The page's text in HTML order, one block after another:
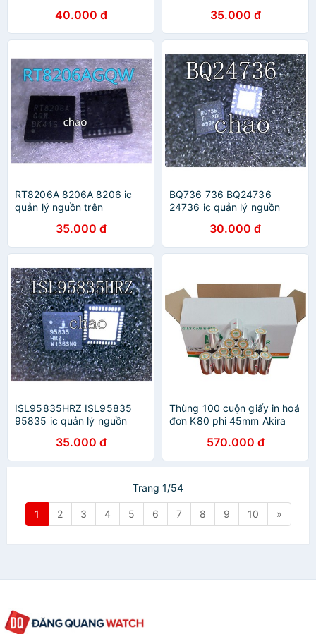
40.000 đ 35.000 đ
RT8206A 8206A 8206 ic
quản lý nguồn trên
35.000 đ
BQ736 736 BQ24736
24736 ic quản lý nguồn
30.000 đ
ISL95835HRZ ISL95835
95835 ic quản lý nguồn
35.000 đ
Thùng 100 cuộn giấy in hoá
đơn K80 phi 45mm Akira
570.000 đ
Trang 1/54
1 2 3 4 5 6 7 8 9 10 »